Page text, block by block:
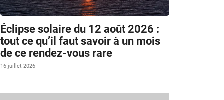
Éclipse solaire du 12 août 2026 :
tout ce qu’il faut savoir à un mois
de ce rendez-vous rare
16 juillet 2026